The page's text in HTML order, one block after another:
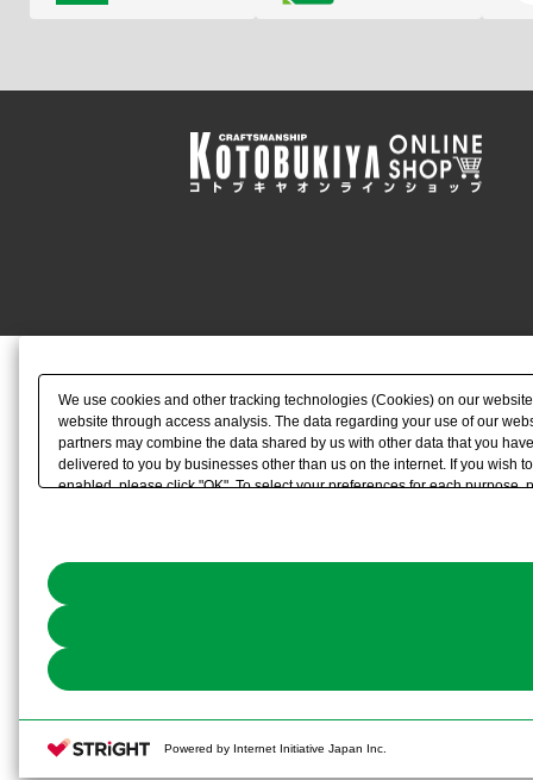
We use cookies and other tracking technologies (Cookies) on our
website through access analysis. The data regarding your use of our
partners may combine the data shared by us with other data that you
delivered to you by businesses other than us on the internet. If you wish
enabled, please click "OK". To select your preferences for each purpose,
Powered by Internet Initiative Japan Inc.